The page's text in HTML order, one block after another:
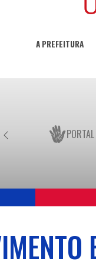
A PREFEITURA